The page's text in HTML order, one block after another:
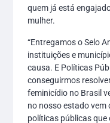
quem já está
mulher.
“Entregamos o Selo
instituições e
causa. E Políticas
conseguirmos
feminicídio no Brasil
no nosso estado
políticas públicas que